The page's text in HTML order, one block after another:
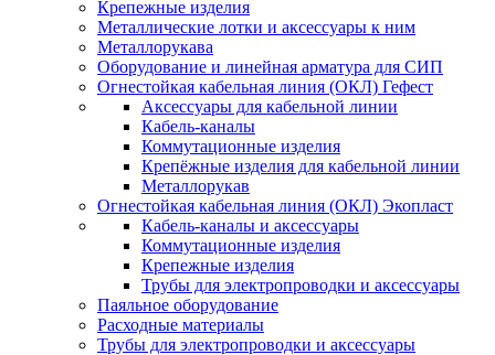
Крепежные изделия
Металлические лотки и аксессуары к ним
Металлорукава
Оборудование и линейная арматура для СИП
Огнестойкая кабельная линия (ОКЛ) Гефест
Аксессуары для кабельной линии
Кабель-каналы
Коммутационные изделия
Крепёжные изделия для кабельной линии
Металлорукав
Огнестойкая кабельная линия (ОКЛ) Экопласт
Кабель-каналы и аксессуары
Коммутационные изделия
Крепежные изделия
Трубы для электропроводки и аксессуары
Паяльное оборудование
Расходные материалы
Трубы для электропроводки и аксессуары